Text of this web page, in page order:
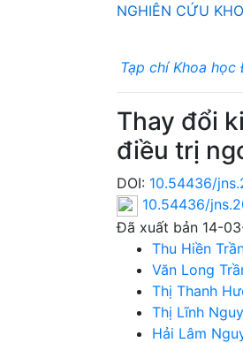
NGHIÊN CỨU
Tạp chí Khoa
Thay đổi
điều trị
DOI: 10.54436/
10.54436/
Đã xuất bản 14-
Thu Hiền
Văn Long
Thị Thanh
Thị Lĩnh
Hải Lâm